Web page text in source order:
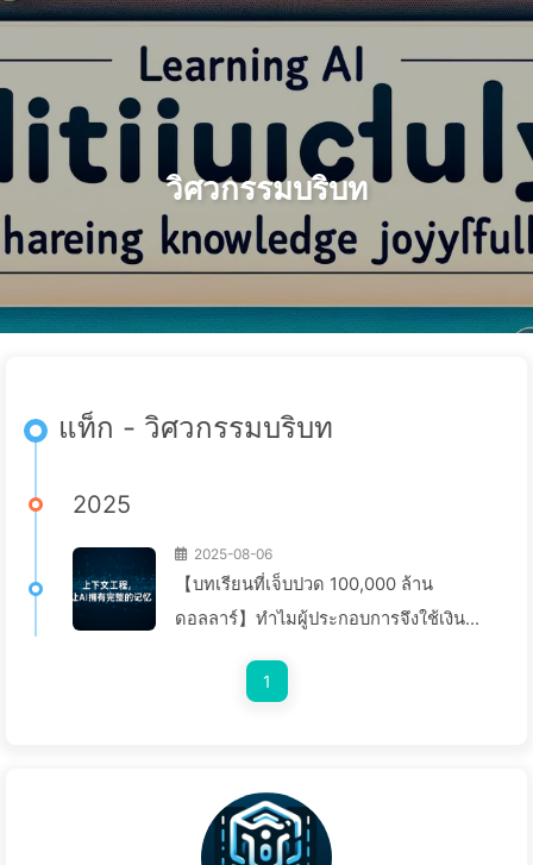
ค้นหา หน้าแรก ที่เก็บ แท็ก หมวดหมู่
ลิงก์ เกี่ยวกับเรา 🇹🇭 ไทย
วิศวกรรมบริบท
แท็ก - วิศวกรรมบริบท
2025
2025-08-06
【บทเรียนที่เจ็บปวด 100,000 ล้าน
ดอลลาร์】ทำไมผู้ประกอบการจึงใช้เงิน
กลับ “ลืม” ในช่วงเวลาที่สำคัญ จึงทำให้คู่
1